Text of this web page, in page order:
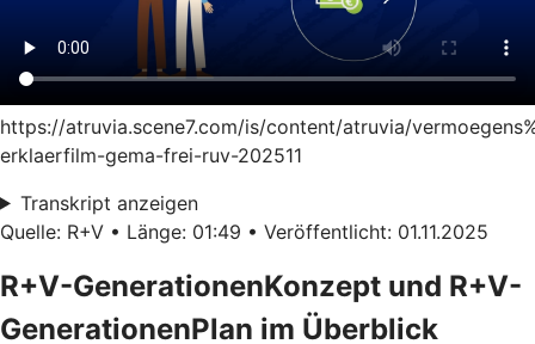
https://atruvia.scene7.com/is/content/atruvia/
erklaerfilm-gema-frei-ruv-202511
Transkript anzeigen
Quelle: R+V • Länge: 01:49 • Veröffentlicht: 01.11.2025
R+V-GenerationenKonzept und R+V-
GenerationenPlan im Überblick